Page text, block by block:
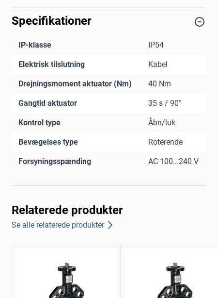
Specifikationer
IP-klasse IP54
Elektrisk tilslutning Kabel
Drejningsmoment aktuator (Nm) 40 Nm
Gangtid aktuator 35 s / 90°
Kontrol type Åbn/luk
Bevægelses type Roterende
Forsyningsspænding AC 100...240 V
Relaterede produkter
Se alle relaterede produkter